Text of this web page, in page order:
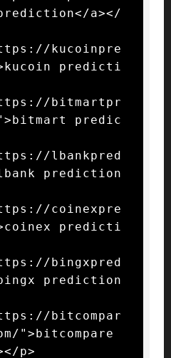
a></
kucoinpre
predicti
bitmartpr
predic
lbankpred
prediction
coinexpre
predicti
bingxpred
prediction
bitcompar
">bitcompare
p>